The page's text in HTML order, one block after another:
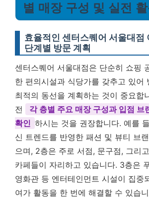
별 매장 구성 및 실전
효율적인 센터스퀘어 서울대점
단계별 방문 계획
센터스퀘어 서울대점은 단순히 쇼핑
한 편의시설과 식당가를 갖추고 있어
최적의 동선을 계획하는 것이 중요합
전
각 층별 주요 매장 구성과 입점 브
확인 하시는 것을 권장합니다. 예를
신 트렌드를 반영한 패션 및 뷰티 브
으며, 2층은 주로 서점, 문구점, 그리
카페들이 자리하고 있습니다. 3층은
영화관 등 엔터테인먼트 시설이 집중
여가 활동을 한 번에 해결할 수 있습